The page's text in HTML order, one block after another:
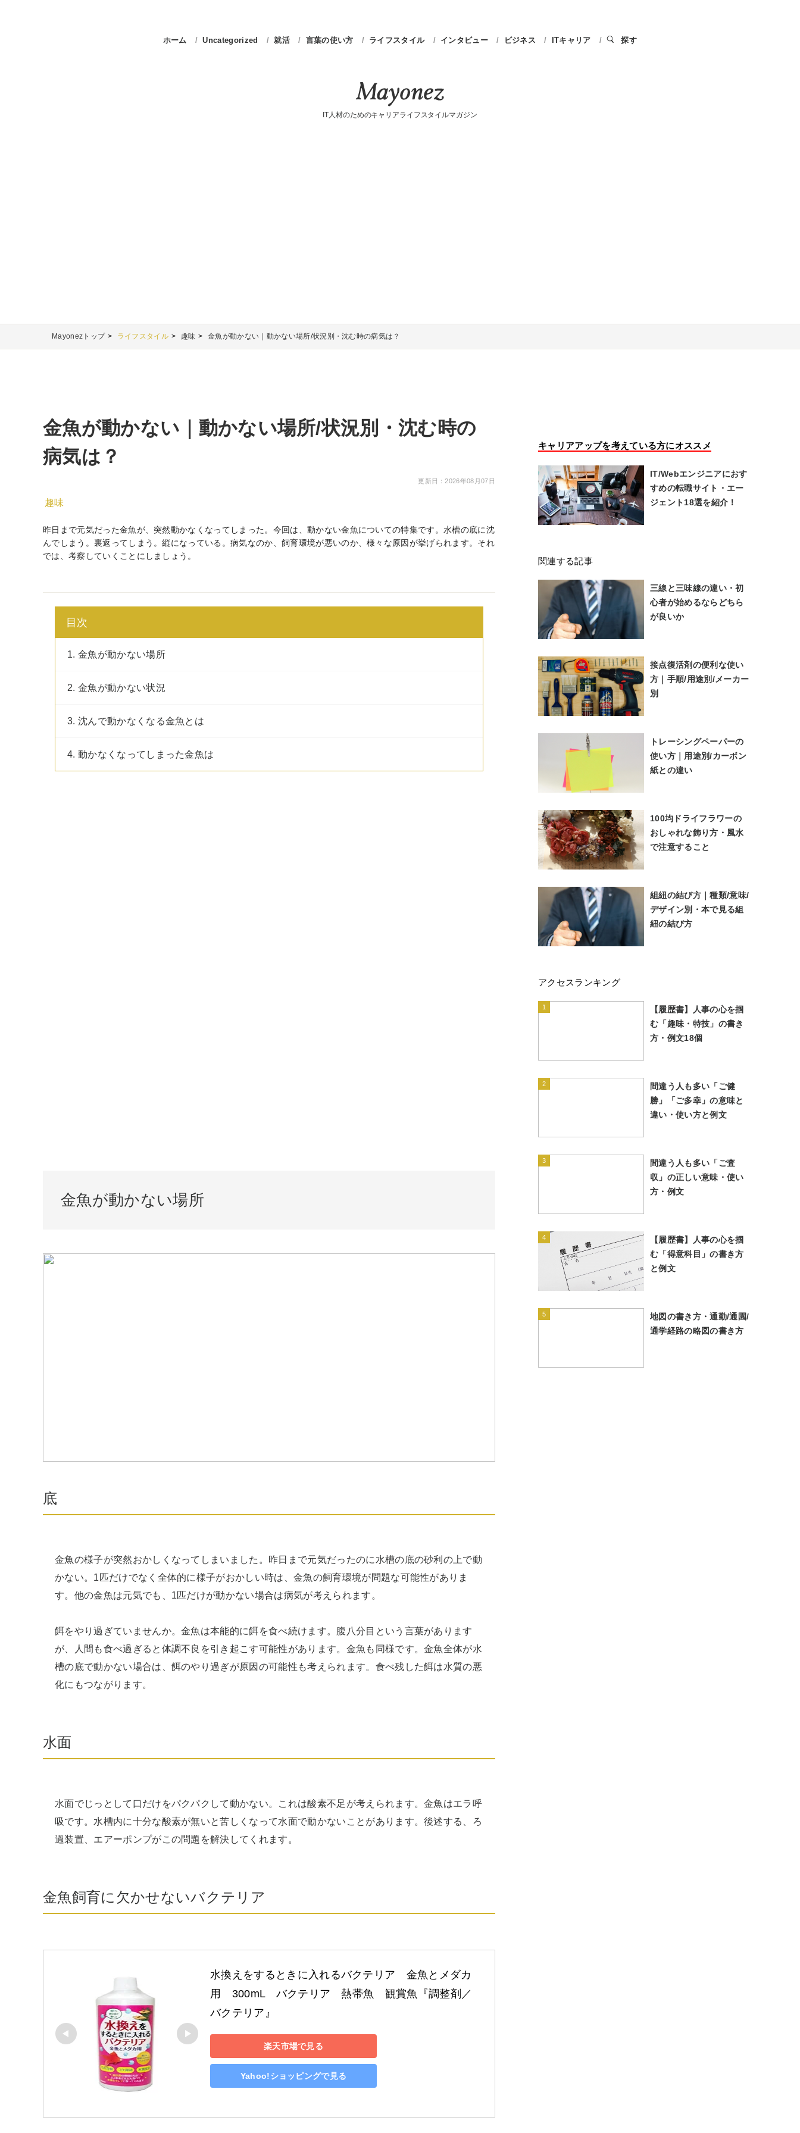
ホーム Uncategorized 就活 言葉の使い方 ライフスタイル インタビュー ビジネス ITキャリア 探す
IT人材のためのキャリアライフスタイルマガジン
Mayonezトップ ライフスタイル 趣味 金魚が動かない｜動かない場所/状況別・沈む時の病気は？
金魚が動かない｜動かない場所/状況別・沈む時の
病気は？
更新日：2026年08月07日
趣味
昨日まで元気だった金魚が、突然動かなくなってしまった。今回は、動かない金魚についての特集です。水槽の底に沈
んでしまう。裏返ってしまう。縦になっている。病気なのか、飼育環境が悪いのか、様々な原因が挙げられます。それ
では、考察していくことにしましょう。
目次
1. 金魚が動かない場所
2. 金魚が動かない状況
3. 沈んで動かなくなる金魚とは
4. 動かなくなってしまった金魚は
金魚が動かない場所
底
金魚の様子が突然おかしくなってしまいました。昨日まで元気だったのに水槽の底の砂利の上で動
かない。1匹だけでなく全体的に様子がおかしい時は、金魚の飼育環境が問題な可能性がありま
す。他の金魚は元気でも、1匹だけが動かない場合は病気が考えられます。
餌をやり過ぎていませんか。金魚は本能的に餌を食べ続けます。腹八分目という言葉があります
が、人間も食べ過ぎると体調不良を引き起こす可能性があります。金魚も同様です。金魚全体が水
槽の底で動かない場合は、餌のやり過ぎが原因の可能性も考えられます。食べ残した餌は水質の悪
化にもつながります。
水面
水面でじっとして口だけをパクパクして動かない。これは酸素不足が考えられます。金魚はエラ呼
吸です。水槽内に十分な酸素が無いと苦しくなって水面で動かないことがあります。後述する、ろ
過装置、エアーポンプがこの問題を解決してくれます。
金魚飼育に欠かせないバクテリア
水換えをするときに入れるバクテリア　金魚とメダカ
用　300mL　バクテリア　熱帯魚　観賞魚『調整剤／
バクテリア』
楽天市場で見る
Yahoo!ショッピングで見る
キャリアアップを考えている方にオススメ
IT/Webエンジニアにおす
すめの転職サイト・エー
ジェント18選を紹介！
関連する記事
三線と三味線の違い・初
心者が始めるならどちら
が良いか
接点復活剤の便利な使い
方｜手順/用途別/メーカー
別
トレーシングペーパーの
使い方｜用途別/カーボン
紙との違い
100均ドライフラワーの
おしゃれな飾り方・風水
で注意すること
組紐の結び方｜種類/意味/
デザイン別・本で見る組
紐の結び方
アクセスランキング
1
【履歴書】人事の心を掴
む「趣味・特技」の書き
方・例文18個
2
間違う人も多い「ご健
勝」「ご多幸」の意味と
違い・使い方と例文
3
間違う人も多い「ご査
収」の正しい意味・使い
方・例文
4
【履歴書】人事の心を掴
む「得意科目」の書き方
と例文
5
地図の書き方・通勤/通園/
通学経路の略図の書き方